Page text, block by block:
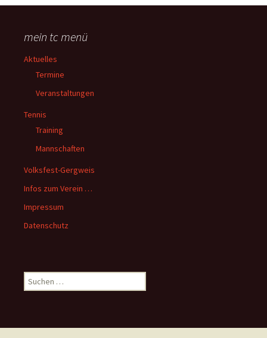
mein tc menü
Aktuelles
Termine
Veranstaltungen
Tennis
Training
Mannschaften
Volksfest-Gergweis
Infos zum Verein …
Impressum
Datenschutz
Suchen
nach: